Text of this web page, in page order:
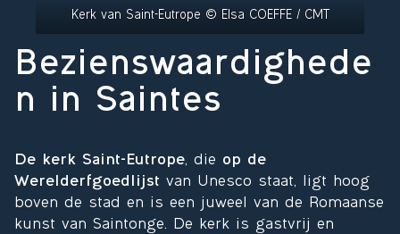
Kerk van Saint-Eutrope © Elsa COEFFE / CMT
Bezienswaardighede
n in Saintes
De kerk Saint-Eutrope, die op de
Werelderfgoedlijst van Unesco staat, ligt hoog
boven de stad en is een juweel van de Romaanse
kunst van Saintonge. De kerk is gastvrij en